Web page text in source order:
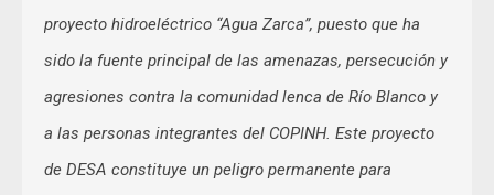
proyecto hidroeléctrico “Agua Zarca”, puesto que ha
sido la fuente principal de las amenazas, persecución y
agresiones contra la comunidad lenca de Río Blanco y
a las personas integrantes del COPINH. Este proyecto
de DESA constituye un peligro permanente para